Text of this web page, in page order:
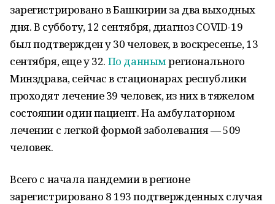
зарегистрировано в Башкирии за два выходных
дня. В субботу, 12 сентября, диагноз COVID-19
был подтвержден у 30 человек, в воскресенье, 13
сентября, еще у 32. По даннымрегионального
Минздрава, сейчас в стационарах республики
проходят лечение 39 человек, из них в тяжелом
состоянии один пациент. На амбулаторном
лечении с легкой формой заболевания — 509
человек.
Всего с начала пандемии в регионе
зарегистрировано 8 193 подтвержденных случая